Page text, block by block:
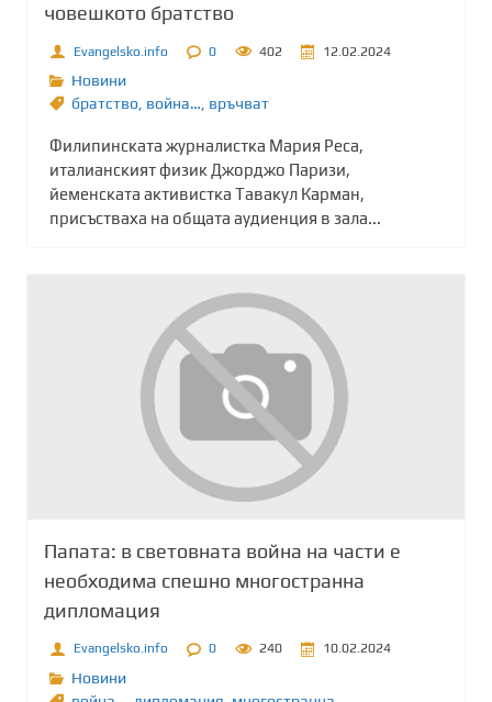
човешкото братство
Evangelsko.info 0 402 12.02.2024
Новини
братство война… връчват
Филипинската журналистка Мария Реса,
италианският физик Джорджо Паризи,
йеменската активистка Тавакул Карман,
присъстваха на общата аудиенция в зала...
Папата: в световната война на части e
необходима спешно многостранна
дипломация
Evangelsko.info 0 240 10.02.2024
Новини